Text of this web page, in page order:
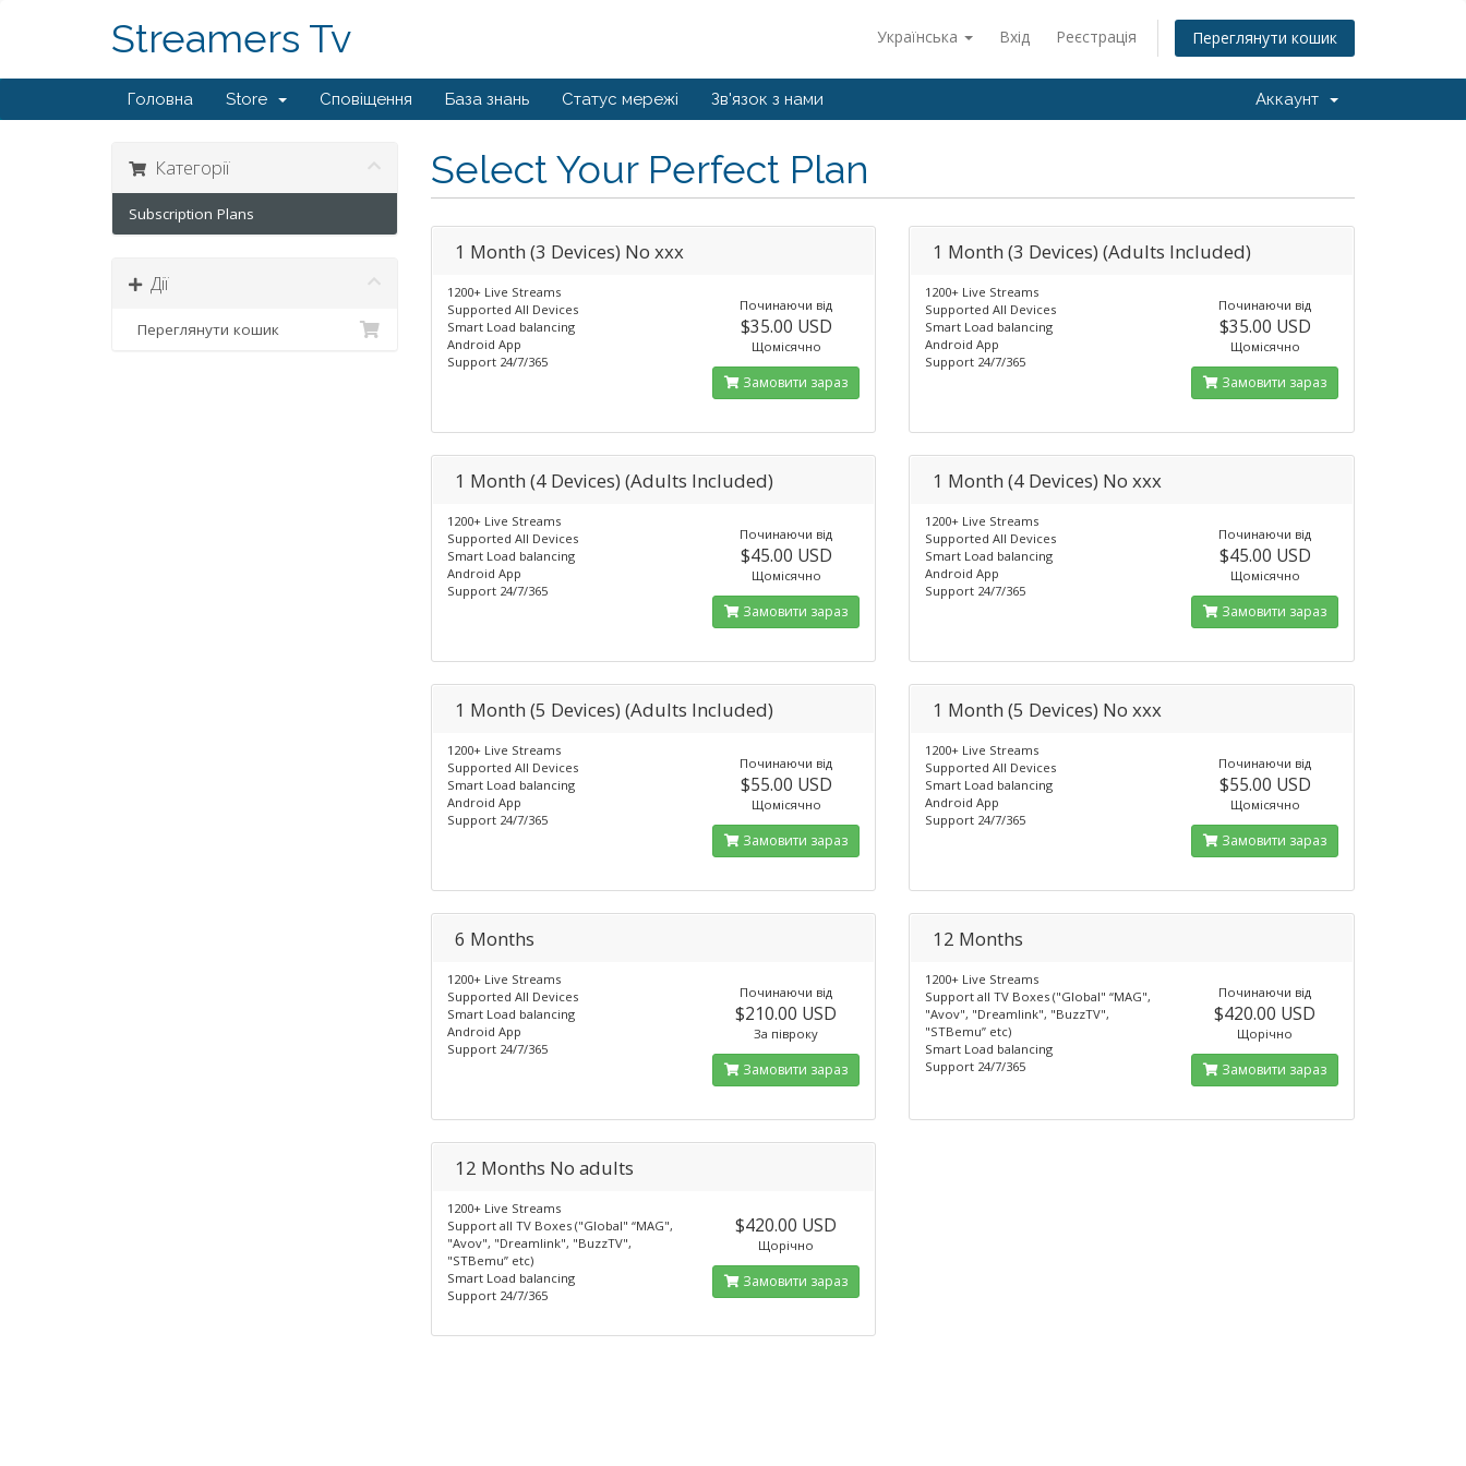
Українська Вхід Реєстрація Переглянути кошик
Streamers Tv
Головна Store Сповіщення База знань Статус мережі Зв'язок з нами Аккаунт
Select Your Perfect Plan
Категорії
Subscription Plans
Дії
Переглянути кошик
1 Month (3 Devices) No xxx
1200+ Live Streams
Supported All Devices
Smart Load balancing
Android App
Support 24/7/365
Починаючи від
$35.00 USD
Щомісячно
Замовити зараз
1 Month (3 Devices) (Adults Included)
1200+ Live Streams
Supported All Devices
Smart Load balancing
Android App
Support 24/7/365
Починаючи від
$35.00 USD
Щомісячно
Замовити зараз
1 Month (4 Devices) (Adults Included)
1200+ Live Streams
Supported All Devices
Smart Load balancing
Android App
Support 24/7/365
Починаючи від
$45.00 USD
Щомісячно
Замовити зараз
1 Month (4 Devices) No xxx
1200+ Live Streams
Supported All Devices
Smart Load balancing
Android App
Support 24/7/365
Починаючи від
$45.00 USD
Щомісячно
Замовити зараз
1 Month (5 Devices) (Adults Included)
1200+ Live Streams
Supported All Devices
Smart Load balancing
Android App
Support 24/7/365
Починаючи від
$55.00 USD
Щомісячно
Замовити зараз
1 Month (5 Devices) No xxx
1200+ Live Streams
Supported All Devices
Smart Load balancing
Android App
Support 24/7/365
Починаючи від
$55.00 USD
Щомісячно
Замовити зараз
6 Months
1200+ Live Streams
Supported All Devices
Smart Load balancing
Android App
Support 24/7/365
Починаючи від
$210.00 USD
За півроку
Замовити зараз
12 Months
1200+ Live Streams
Support all TV Boxes ("Global" “MAG",
"Avov", "Dreamlink", "BuzzTV",
"STBemu” etc)
Smart Load balancing
Support 24/7/365
Починаючи від
$420.00 USD
Щорічно
Замовити зараз
12 Months No adults
1200+ Live Streams
Support all TV Boxes ("Global" “MAG",
"Avov", "Dreamlink", "BuzzTV",
"STBemu” etc)
Smart Load balancing
Support 24/7/365
$420.00 USD
Щорічно
Замовити зараз